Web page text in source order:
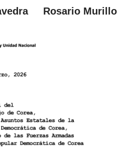
Rosario Murillo